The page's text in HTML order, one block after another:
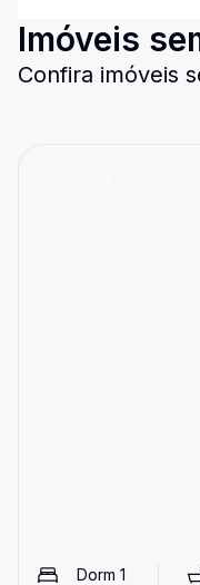
Imóveis
Confira imóveis
Dorm 1